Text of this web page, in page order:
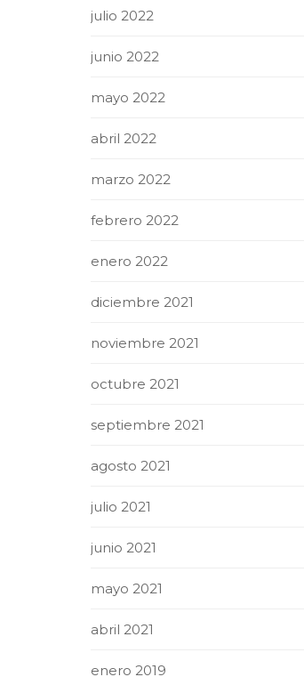
julio 2022
junio 2022
mayo 2022
abril 2022
marzo 2022
febrero 2022
enero 2022
diciembre 2021
noviembre 2021
octubre 2021
septiembre 2021
agosto 2021
julio 2021
junio 2021
mayo 2021
abril 2021
enero 2019